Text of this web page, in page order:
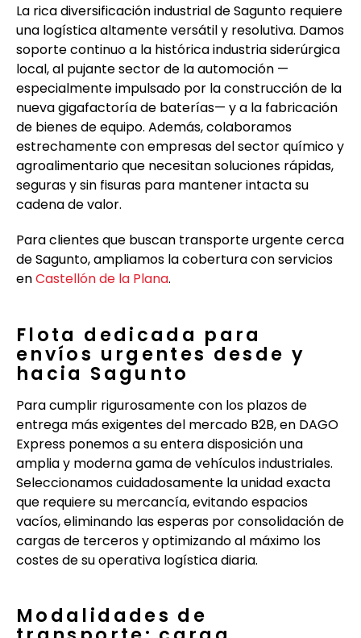
La rica diversificación industrial de Sagunto requiere
una logística altamente versátil y resolutiva. Damos
soporte continuo a la histórica industria siderúrgica
local, al pujante sector de la automoción —
especialmente impulsado por la construcción de la
nueva gigafactoría de baterías— y a la fabricación
de bienes de equipo. Además, colaboramos
estrechamente con empresas del sector químico y
agroalimentario que necesitan soluciones rápidas,
seguras y sin fisuras para mantener intacta su
cadena de valor.
Para clientes que buscan transporte urgente cerca
de Sagunto, ampliamos la cobertura con servicios
enCastellón de la Plana.
Flota dedicada para
envíos urgentes desde y
hacia Sagunto
Para cumplir rigurosamente con los plazos de
entrega más exigentes del mercado B2B, en DAGO
Express ponemos a su entera disposición una
amplia y moderna gama de vehículos industriales.
Seleccionamos cuidadosamente la unidad exacta
que requiere su mercancía, evitando espacios
vacíos, eliminando las esperas por consolidación de
cargas de terceros y optimizando al máximo los
costes de su operativa logística diaria.
Modalidades de